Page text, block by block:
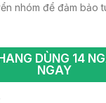
nhóm để đảm bảo
DÙNG 14
NGAY